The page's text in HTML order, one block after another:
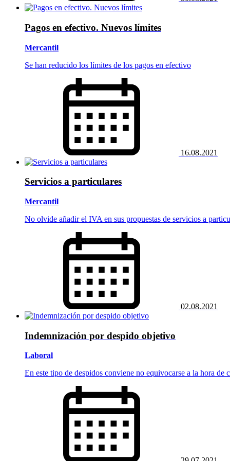
Pagos en efectivo. Nuevos límites
Mercantil
Se han reducido los límites de los pagos en efectivo
16.08.2021
Servicios a particulares
Mercantil
No olvide añadir el IVA en sus propuestas de servicios a
02.08.2021
Indemnización por despido objetivo
Laboral
En este tipo de despidos conviene no equivocarse a la hora de